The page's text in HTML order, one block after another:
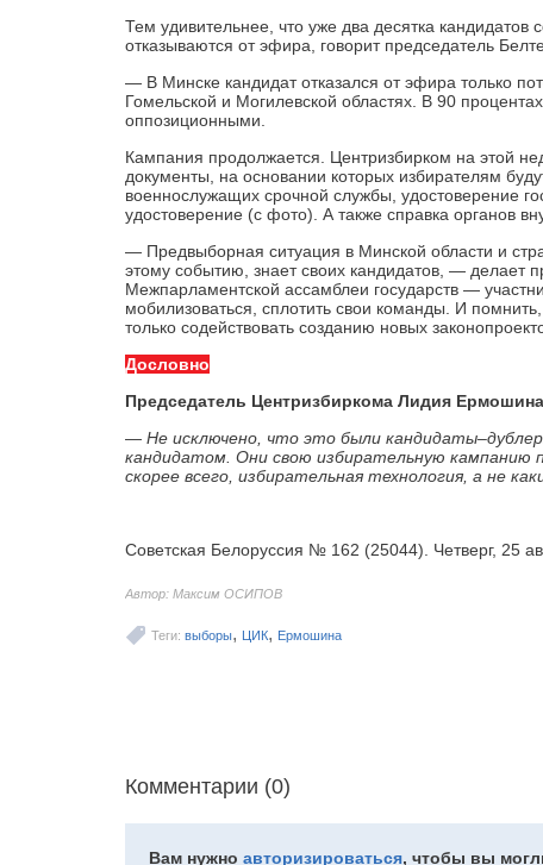
Тем удивительнее, что уже два десятка
отказываются от эфира, говорит председатель
— В Минске кандидат отказался от эфира только
Гомельской и Могилевской областях. В 90
оппозиционными.
Кампания продолжается. Центризбирком на этой
документы, на основании которых избирателям
военнослужащих срочной службы, удостоверение
удостоверение (с фото). А также справка органов
— Предвыборная ситуация в Минской области и
этому событию, знает своих кандидатов, — делает
Межпарламентской ассамблеи государств —
мобилизоваться, сплотить свои команды. И
только содействовать созданию новых
Дословно
Председатель Центризбиркома Лидия
— Не исключено, что это были
кандидатом. Они свою избирательную кампанию
скорее всего, избирательная технология, а не
Советская Белоруссия № 162 (25044). Четверг, 25
Автор: Максим ОСИПОВ
Теги: выборы, ЦИК, Ермошина
Комментарии (0)
Вам нужно авторизироваться, чтобы вы